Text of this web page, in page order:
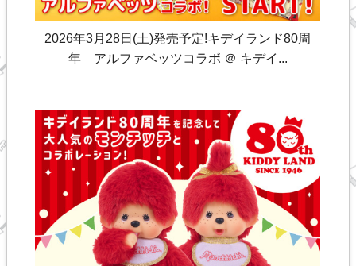
2026年3月28日(土)発売予定!キデイランド80周
年 アルファベッツコラボ ＠ キデイ...